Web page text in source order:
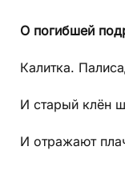
О погибшей
Калитка.
И старый клён
И отражают